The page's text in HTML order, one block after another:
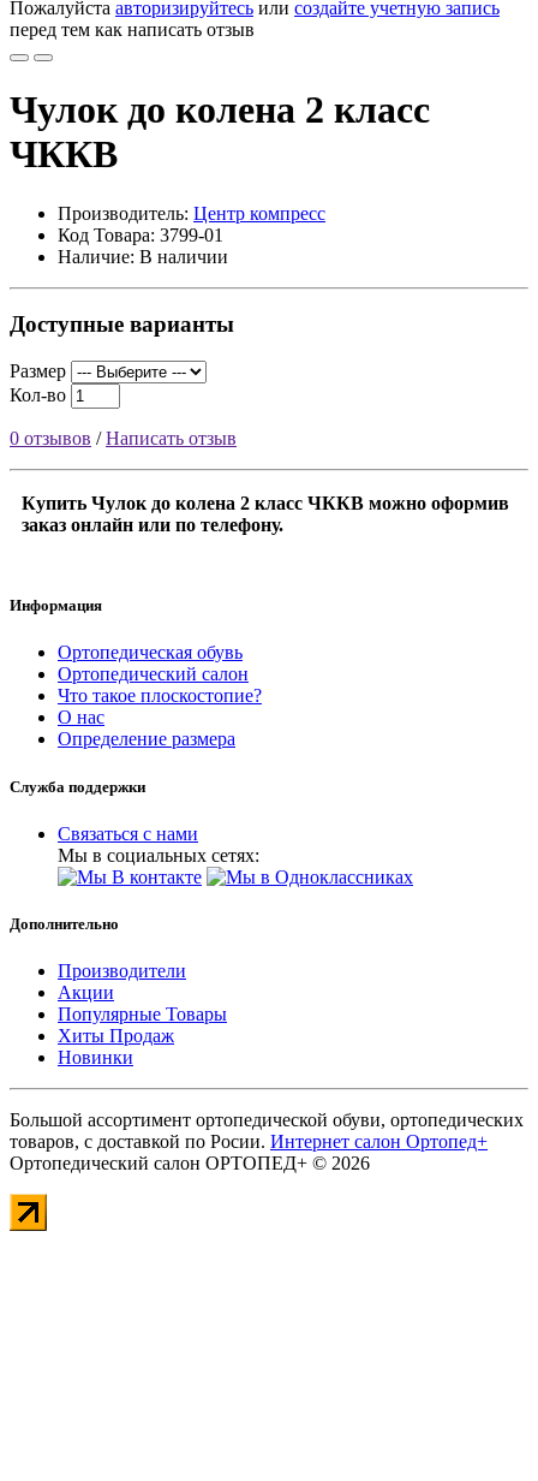
Пожалуйста авторизируйтесь или создайте учетную запись
перед тем как написать отзыв
Чулок до колена 2 класс
ЧККВ
Производитель: Центр компресс
Код Товара: 3799-01
Наличие: В наличии
Доступные варианты
Размер
Кол-во
0 отзывов /Написать отзыв
Купить Чулок до колена 2 класс ЧККВ можно оформив
заказ онлайн или по телефону.
Информация
Ортопедическая обувь
Ортопедический салон
Что такое плоскостопие?
О нас
Определение размера
Служба поддержки
Связаться с нами
Мы в социальных сетях:
Дополнительно
Производители
Акции
Популярные Товары
Хиты Продаж
Новинки
Большой ассортимент ортопедической обуви, ортопедических
товаров, с доставкой по Росии. Интернет салон Ортопед+
Ортопедический салон ОРТОПЕД+ © 2026